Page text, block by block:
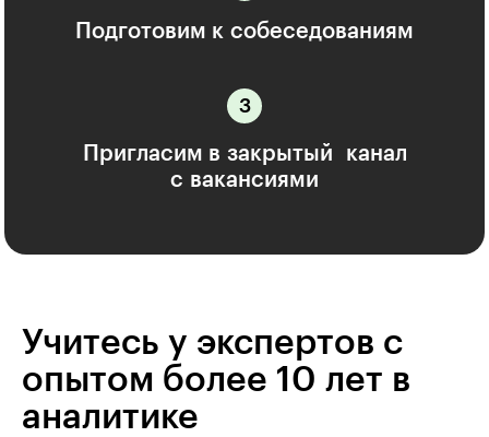
Подготовим к собеседованиям
Пригласим в закрытый канал
с вакансиями
Учитесь у экспертов с
опытом более 10 лет в
аналитике